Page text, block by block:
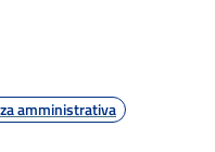
amministrativa